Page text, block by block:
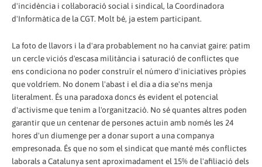
d'incidència i col·laboració social i sindical, la Coordinadora
d'Informàtica de la CGT. Molt bé, ja estem participant.
La foto de llavors i la d'ara probablement no ha canviat gaire: patim
un cercle viciós d'escasa militància i saturació de conflictes que
ens condiciona no poder construïr el número d'iniciatives pròpies
que voldríem. No donem l'abast i el dia a dia se'ns menja
literalment. És una paradoxa doncs és evident el potencial
d'activisme que tenim a l'organització. No sé quantes altres poden
garantir que un centenar de persones actuin amb només les 24
hores d'un diumenge per a donar suport a una companya
empresonada. És que no som el sindicat que manté més conflictes
laborals a Catalunya sent aproximadament el 15% de l'afiliació dels